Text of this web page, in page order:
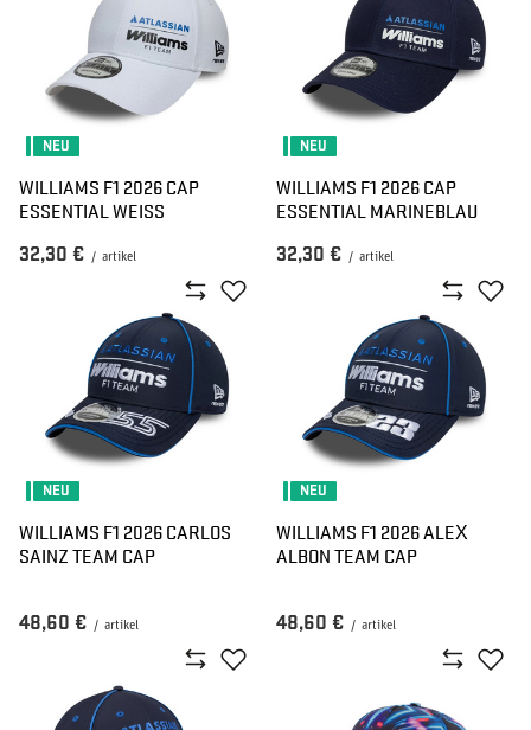
NEU
WILLIAMS F1 2026 CAP
ESSENTIAL WEISS
32,30 € / artikel
NEU
WILLIAMS F1 2026 CAP
ESSENTIAL MARINEBLAU
32,30 € / artikel
NEU
WILLIAMS F1 2026 CARLOS
SAINZ TEAM CAP
48,60 € / artikel
NEU
WILLIAMS F1 2026 ALEX
ALBON TEAM CAP
48,60 € / artikel